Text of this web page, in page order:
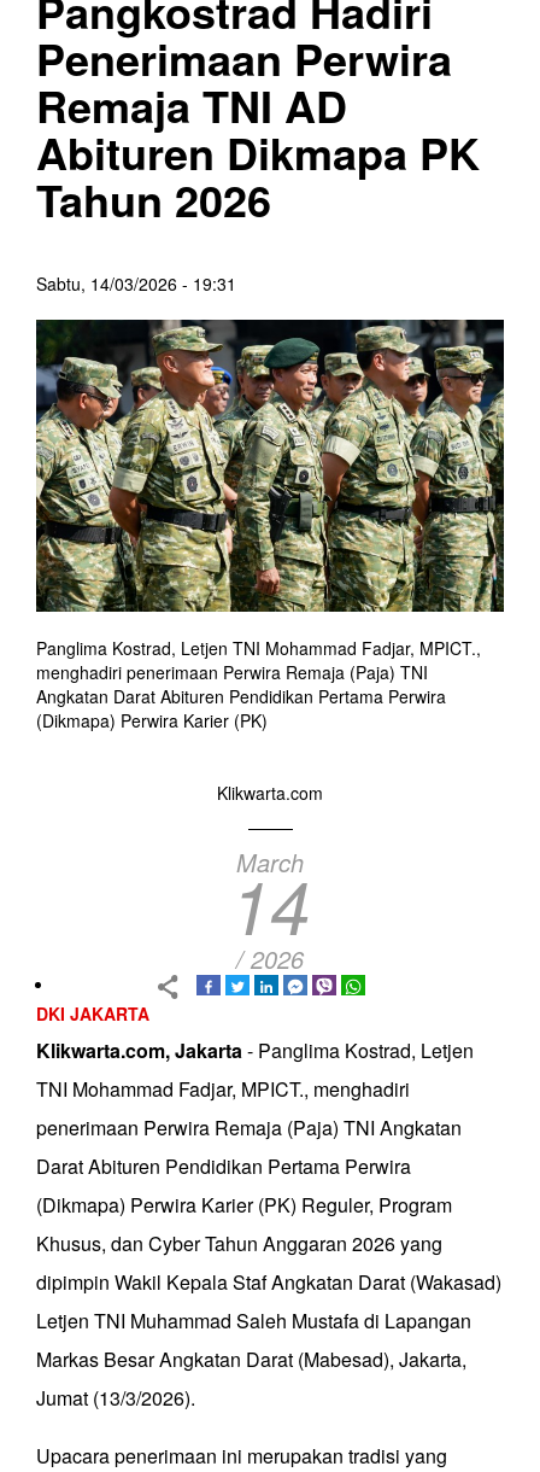
Penerimaan Perwira
Remaja TNI AD
Abituren Dikmapa PK
Tahun 2026
Sabtu, 14/03/2026 - 19:31
Panglima Kostrad, Letjen TNI Mohammad Fadjar, MPICT.,
menghadiri penerimaan Perwira Remaja (Paja) TNI
Angkatan Darat Abituren Pendidikan Pertama Perwira
(Dikmapa) Perwira Karier (PK)
Klikwarta.com
March
14
/ 2026
DKI JAKARTA
Klikwarta.com, Jakarta- Panglima Kostrad, Letjen
TNI Mohammad Fadjar, MPICT., menghadiri
penerimaan Perwira Remaja (Paja) TNI Angkatan
Darat Abituren Pendidikan Pertama Perwira
(Dikmapa) Perwira Karier (PK) Reguler, Program
Khusus, dan Cyber Tahun Anggaran 2026 yang
dipimpin Wakil Kepala Staf Angkatan Darat (Wakasad)
Letjen TNI Muhammad Saleh Mustafa di Lapangan
Markas Besar Angkatan Darat (Mabesad), Jakarta,
Jumat (13/3/2026).
Upacara penerimaan ini merupakan tradisi yang